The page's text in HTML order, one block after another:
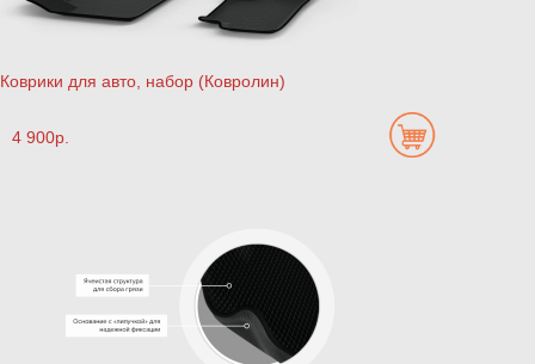
Коврики для авто, набор (Ковролин)
4 900р.